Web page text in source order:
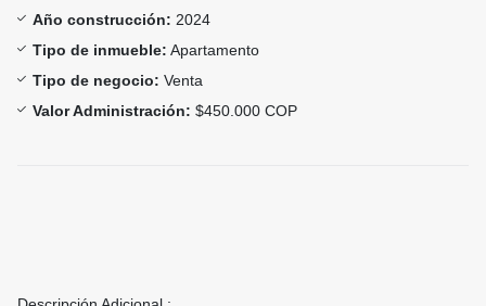
Año construcción: 2024
Tipo de inmueble: Apartamento
Tipo de negocio: Venta
Valor Administración: $450.000 COP